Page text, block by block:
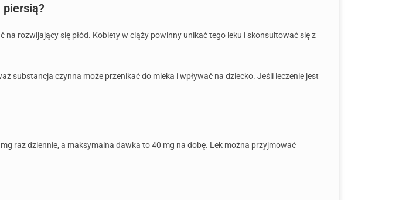
rozwijający się płód. Kobiety w ciąży powinny unikać tego leku i skonsultować się z
substancja czynna może przenikać do mleka i wpływać na dziecko. Jeśli leczenie jest
raz dziennie, a maksymalna dawka to 40 mg na dobę. Lek można przyjmować